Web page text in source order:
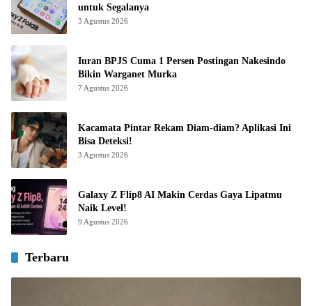
untuk Segalanya
3 Agustus 2026
Iuran BPJS Cuma 1 Persen Postingan Nakesindo
Bikin Warganet Murka
7 Agustus 2026
Kacamata Pintar Rekam Diam-diam? Aplikasi Ini
Bisa Deteksi!
3 Agustus 2026
Galaxy Z Flip8 AI Makin Cerdas Gaya Lipatmu
Naik Level!
9 Agustus 2026
Terbaru